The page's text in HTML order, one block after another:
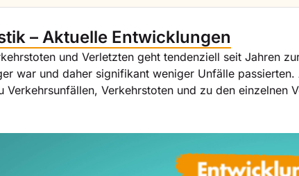
– Aktuelle Entwicklungen
und Verletzten geht tendenziell seit Jahren
war und daher signifikant weniger Unfälle
Verkehrsunfällen, Verkehrstoten und zu den einzelnen